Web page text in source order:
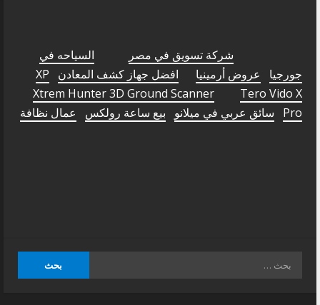
شركة تسويق في مصر
السياحه في
جورجيا
عروض أرمينيا افضل جهاز كشف المعادن
XP
Xtrem Hunter 3D Ground Scanner
Tero Vido X
Pro
سائق عربي في ميلانو بيع ساعة رولكس عمال نظافة